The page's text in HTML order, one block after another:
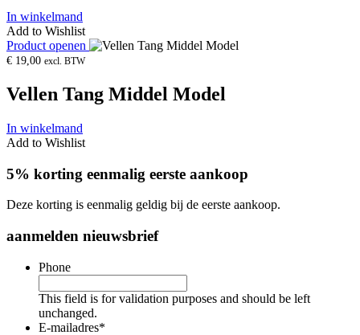
In winkelmand
Add to Wishlist
Product openen
€ 19,00 excl. BTW
Vellen Tang Middel Model
In winkelmand
Add to Wishlist
5% korting eenmalig eerste aankoop
Deze korting is eenmalig geldig bij de eerste aankoop.
aanmelden nieuwsbrief
Phone
This field is for validation purposes and should be left
unchanged.
E-mailadres*